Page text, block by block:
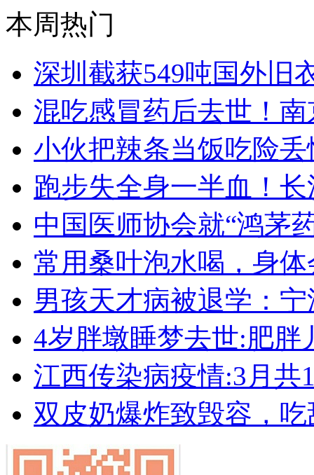
本周热门
深圳截获549吨国外旧
混吃感冒药后去世！
小伙把辣条当饭吃险
跑步失全身一半血！
中国医师协会就“鸿茅
常用桑叶泡水喝，身
男孩天才病被退学：
4岁胖墩睡梦去世:肥胖
江西传染病疫情:3月共
双皮奶爆炸致毁容，